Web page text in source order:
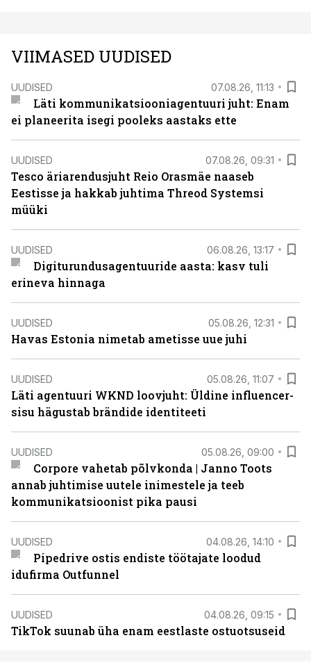
VIIMASED UUDISED
UUDISED 07.08.26, 11:13
Läti kommunikatsiooniagentuuri juht: Enam
ei planeerita isegi pooleks aastaks ette
UUDISED 07.08.26, 09:31
Tesco äriarendusjuht Reio Orasmäe naaseb
Eestisse ja hakkab juhtima Threod Systemsi
müüki
UUDISED 06.08.26, 13:17
Digiturundusagentuuride aasta: kasv tuli
erineva hinnaga
UUDISED 05.08.26, 12:31
Havas Estonia nimetab ametisse uue juhi
UUDISED 05.08.26, 11:07
Läti agentuuri WKND loovjuht: Üldine influencer-
sisu hägustab brändide identiteeti
UUDISED 05.08.26, 09:00
Corpore vahetab põlvkonda | Janno Toots
annab juhtimise uutele inimestele ja teeb
kommunikatsioonist pika pausi
UUDISED 04.08.26, 14:10
Pipedrive ostis endiste töötajate loodud
idufirma Outfunnel
UUDISED 04.08.26, 09:15
TikTok suunab üha enam eestlaste ostuotsuseid